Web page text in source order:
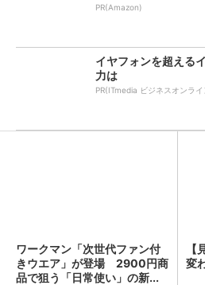
PR(Amazon)
イヤフォンを超える
力は
PR(ITmedia ビジネスオンライ
ワークマン「次世代ファン付
きウエア」が登場 2900円商
品で狙う「日常使い」の新...
変